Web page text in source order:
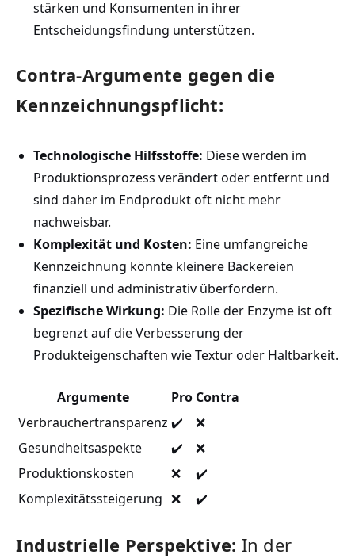
⁤stärken‌ und Konsumenten in​ ihrer
Entscheidungsfindung unterstützen.
Contra-Argumente gegen die
Kennzeichnungspflicht:
Technologische Hilfsstoffe: Diese werden ‍im
Produktionsprozess verändert oder entfernt⁢ und
⁣sind daher⁣ im ‌Endprodukt ‌oft nicht mehr
nachweisbar.
Komplexität‍ und Kosten: Eine umfangreiche
Kennzeichnung könnte‍ kleinere ⁤Bäckereien
finanziell ​und​ administrativ überfordern.
Spezifische ⁤Wirkung: Die Rolle der Enzyme ist‌ oft
begrenzt auf die Verbesserung der
‌Produkteigenschaften wie Textur oder Haltbarkeit.
Argumente Pro Contra
Verbrauchertransparenz ✔️
❌
Gesundheitsaspekte
✔️
❌
Produktionskosten
❌
✔️
Komplexitätssteigerung ❌ ✔️
Industrielle ‌Perspektive: In ​der